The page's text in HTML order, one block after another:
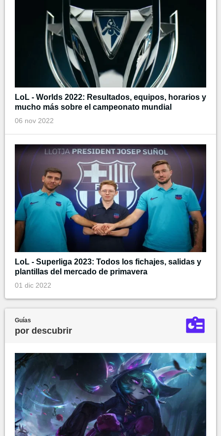
LoL - Worlds 2022: Resultados, equipos, horarios y
mucho más sobre el campeonato mundial
06 nov 2022
LoL - Superliga 2023: Todos los fichajes, salidas y
plantillas del mercado de primavera
01 dic 2022
Guías
por descubrir